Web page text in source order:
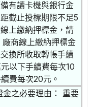
有讀卡機與銀行金
截止投標期限不足5
上繳納押標金，請
商線上繳納押標金
換所收取轉帳手續
以下手續費每次10
費每次20元。
金之必要理由： 重要